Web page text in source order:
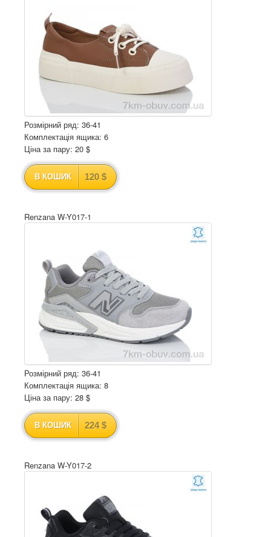
Розмірний ряд: 36-41
Комплектація ящика: 6
Ціна за пару: 20 $
В КОШИК 120 $
Renzana W-Y017-1
Розмірний ряд: 36-41
Комплектація ящика: 8
Ціна за пару: 28 $
В КОШИК 224 $
Renzana W-Y017-2